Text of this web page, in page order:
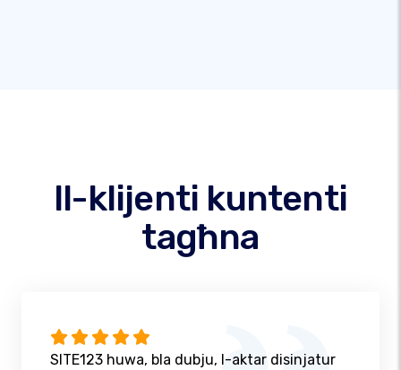
Il-klijenti kuntenti
tagħna
SITE123 huwa, bla dubju, l-aktar disinjatur